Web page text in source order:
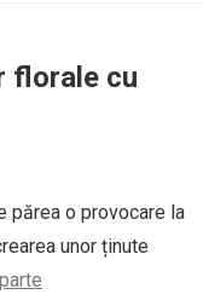
florale cu
părea o provocare la
unor ținute